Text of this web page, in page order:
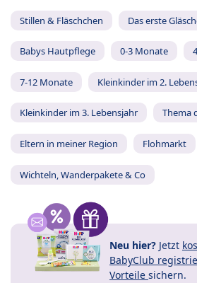
Stillen & Fläschchen Das erste
Babys Hautpflege 0-3 Monate
7-12 Monate Kleinkinder im 2.
Kleinkinder im 3. Lebensjahr Thema
Eltern in meiner Region Flohmarkt
Wichteln, Wanderpakete & Co
Neu hier? Jetzt
BabyClub
Vorteile sichern.